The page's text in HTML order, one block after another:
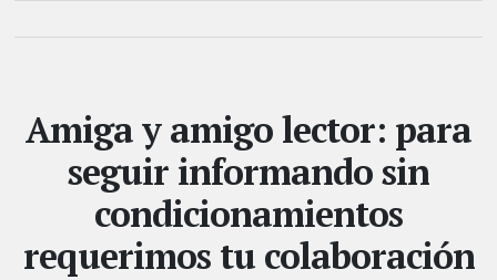
Amiga y amigo lector: para
seguir informando sin
condicionamientos
requerimos tu colaboración